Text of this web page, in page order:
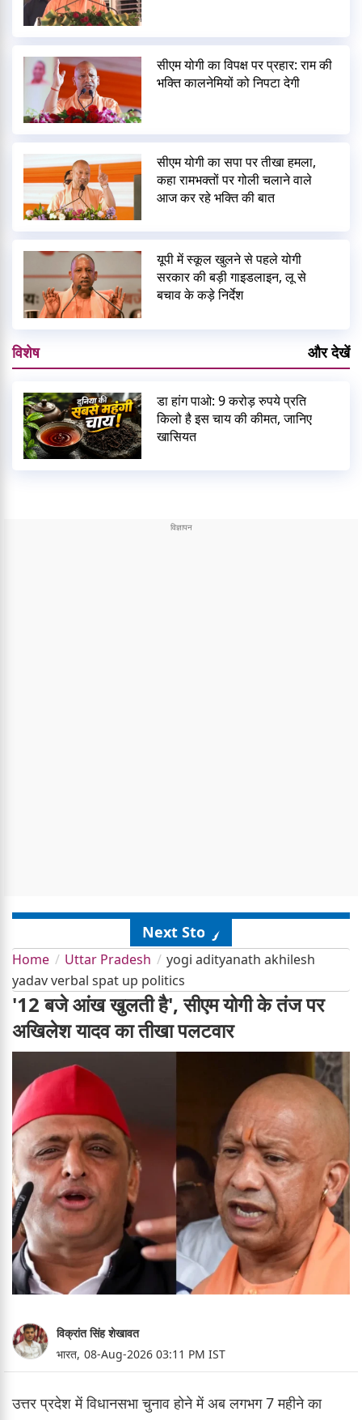
सीएम योगी का विपक्ष पर प्रहार: राम की
भक्ति कालनेमियों को निपटा देगी
सीएम योगी का सपा पर तीखा हमला,
कहा रामभक्तों पर गोली चलाने वाले
आज कर रहे भक्ति की बात
यूपी में स्कूल खुलने से पहले योगी
सरकार की बड़ी गाइडलाइन, लू से
बचाव के कड़े निर्देश
विशेष और देखें
डा हांग पाओ: 9 करोड़ रुपये प्रति
किलो है इस चाय की कीमत, जानिए
खासियत
Next Story
Home Uttar Pradesh
yogi adityanath akhilesh
yadav verbal spat up politics
'12 बजे आंख खुलती है', सीएम योगी के तंज पर
अखिलेश यादव का तीखा पलटवार
विक्रांत सिंह शेखावत
भारत, 08-Aug-2026 03:11 PM IST
उत्तर प्रदेश में विधानसभा चुनाव होने में अब लगभग 7 महीने का